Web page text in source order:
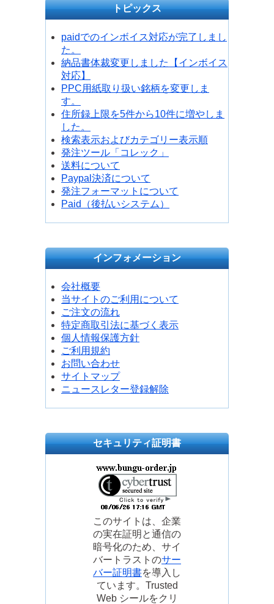
トピックス
paidでのインボイス対応が完了しまし
た。
納品書体裁変更しました【インボイス
対応】
PPC用紙取り扱い銘柄を変更しま
す。
住所録上限を5件から10件に増やしま
した。
検索表示およびカテゴリー表示順
発注ツール「コレック」
送料について
Paypal決済について
発注フォーマットについて
Paid（後払いシステム）
インフォメーション
会社概要
当サイトのご利用について
ご注文の流れ
特定商取引法に基づく表示
個人情報保護方針
ご利用規約
お問い合わせ
サイトマップ
ニュースレター登録解除
セキュリティ証明書
このサイトは、企業
の実在証明と通信の
暗号化のため、サイ
バートラストのサー
バー証明書を導入し
ています。Trusted
Web シールをクリ